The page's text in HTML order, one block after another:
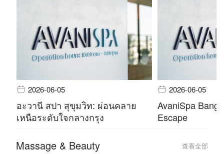
2026-06-05
อะวานี สปา สุขุมวิท: ผ่อนคลาย
เหนือระดับใจกลางกรุง
2026-06-05
AvaniSpa
Escape
Massage & Beauty 查看全部